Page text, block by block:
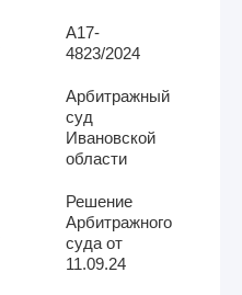
А17-
4823/2024
Арбитражный
суд
Ивановской
области
Решение
Арбитражного
суда от
11.09.24